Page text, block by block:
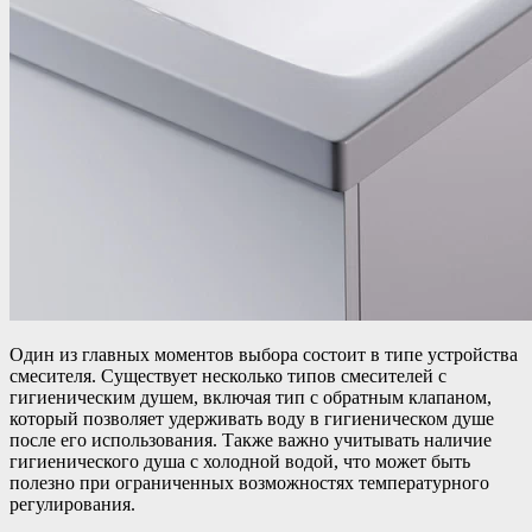
Один из главных моментов выбора состоит в типе устройства
смесителя. Существует несколько типов смесителей с
гигиеническим душем, включая тип с обратным клапаном,
который позволяет удерживать воду в гигиеническом душе
после его использования. Также важно учитывать наличие
гигиенического душа с холодной водой, что может быть
полезно при ограниченных возможностях температурного
регулирования.